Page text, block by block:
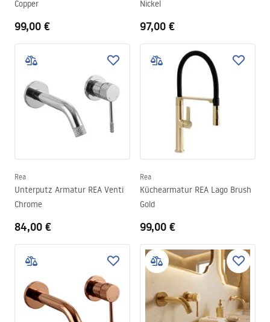
Copper
99,00 €
Nickel
97,00 €
Rea
Unterputz Armatur REA Venti
Chrome
84,00 €
Rea
Küchearmatur REA Lago Brush
Gold
99,00 €